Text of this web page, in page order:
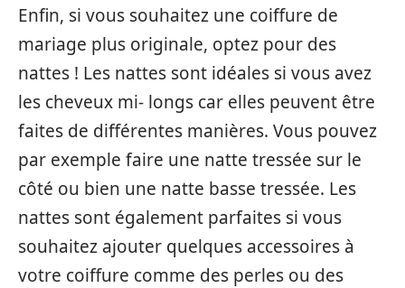
Enfin, si vous souhaitez une coiffure de
mariage plus originale, optez pour des
nattes ! Les nattes sont idéales si vous avez
les cheveux mi- longs car elles peuvent être
faites de différentes manières. Vous pouvez
par exemple faire une natte tressée sur le
côté ou bien une natte basse tressée. Les
nattes sont également parfaites si vous
souhaitez ajouter quelques accessoires à
votre coiffure comme des perles ou des